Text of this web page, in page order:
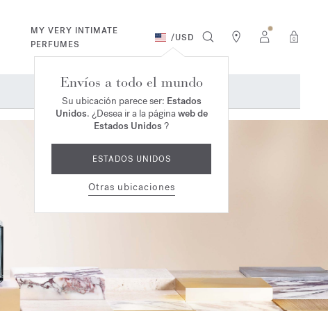
MY VERY INTIMATE
PERFUMES
/USD 0
Envíos a todo el mundo
Su ubicación parece ser: Estados
Unidos. ¿Desea ir a la páginaweb de
Estados Unidos ?
ESTADOS UNIDOS
Otras ubicaciones